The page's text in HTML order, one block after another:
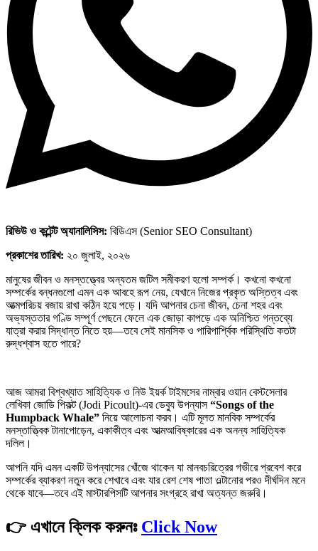
রিভিউ ও কন্টেন্ট অ্যানালিসিস: বিডিএস (Senior SEO Consultant)
প্রকাশের তারিখ: ২০ জুলাই, ২০২৬
মানুষের জীবন ও মনস্তত্ত্বের অন্যতম জটিল সমীকরণ হলো সম্পর্ক। কখনো কখনো
সম্পর্কের বন্ধনগুলো এমন এক আবহে রূপ নেয়, যেখানে নিজের প্রকৃত অস্তিত্ব এবং
আত্মপরিচয় বজায় রাখা কঠিন হয়ে পড়ে। যদি আপনার চেনা জীবন, চেনা শহর এবং
অভ্যস্ততার গণ্ডি সম্পূর্ণ পেছনে ফেলে এক জোড়া কাপড়ে এক অনিশ্চিত গন্তব্যে
যাত্রা করার সিদ্ধান্ত নিতে হয়—তবে সেই মানসিক ও পারিপার্শ্বিক পরিস্থিতি কতটা
রুদ্ধশ্বাস হতে পারে?
আজ আমরা বিশ্বখ্যাত সাহিত্যিক ও নিউ ইয়র্ক টাইমসের নাম্বার ওয়ান বেস্টসেলার
লেখিকা জোডি পিকল্ট (Jodi Picoult)-এর ডেব্যু উপন্যাস“Songs of the
Humpback Whale” নিয়ে আলোচনা করব। এটি মূলত মানবিক সম্পর্কের
মনস্তাত্ত্বিক টানাপোড়েন, একাকীত্ব এবং আত্মআবিষ্কারের এক অনন্য সাহিত্যিক
দলিল।
আপনি যদি এমন একটি উপন্যাসের খোঁজে থাকেন যা মানবচরিত্রের গভীরে প্রবেশ করে
সম্পর্কের ব্যাকরণ নতুন করে শেখাবে এবং যার রেশ শেষ পাতা ওল্টানোর পরও দীর্ঘদিন মনে
থেকে যাবে—তবে এই মাস্টারপিসটি আপনার সংগ্রহে রাখা অত্যন্ত জরুরি।
👉 এখানে ক্লিক করুনঃ Click Now